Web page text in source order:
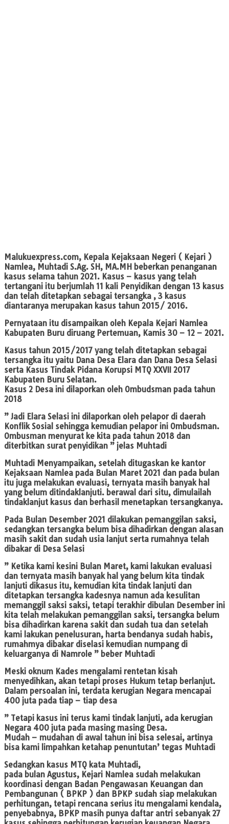
Malukuexpress.com, Kepala Kejaksaan Negeri ( Kejari )
Namlea, Muhtadi S.Ag. SH, MA.MH beberkan penanganan
kasus selama tahun 2021. Kasus – kasus yang telah
tertangani itu berjumlah 11 kali Penyidikan dengan 13 kasus
dan telah ditetapkan sebagai tersangka , 3 kasus
diantaranya merupakan kasus tahun 2015/ 2016.
Pernyataan itu disampaikan oleh Kepala Kejari Namlea
Kabupaten Buru diruang Pertemuan, Kamis 30 – 12 – 2021.
Kasus tahun 2015/2017 yang telah ditetapkan sebagai
tersangka itu yaitu Dana Desa Elara dan Dana Desa Selasi
serta Kasus Tindak Pidana Korupsi MTQ XXVII 2017
Kabupaten Buru Selatan.
Kasus 2 Desa ini dilaporkan oleh Ombudsman pada tahun
2018
” Jadi Elara Selasi ini dilaporkan oleh pelapor di daerah
Konflik Sosial sehingga kemudian pelapor ini Ombudsman.
Ombusman menyurat ke kita pada tahun 2018 dan
diterbitkan surat penyidikan ” jelas Muhtadi
Muhtadi Menyampaikan, setelah ditugaskan ke kantor
Kejaksaan Namlea pada Bulan Maret 2021 dan pada bulan
itu juga melakukan evaluasi, ternyata masih banyak hal
yang belum ditindaklanjuti. berawal dari situ, dimulailah
tindaklanjut kasus dan berhasil menetapkan tersangkanya.
Pada Bulan Desember 2021 dilakukan pemanggilan saksi,
sedangkan tersangka belum bisa dihadirkan dengan alasan
masih sakit dan sudah usia lanjut serta rumahnya telah
dibakar di Desa Selasi
” Ketika kami kesini Bulan Maret, kami lakukan evaluasi
dan ternyata masih banyak hal yang belum kita tindak
lanjuti dikasus itu, kemudian kita tindak lanjuti dan
ditetapkan tersangka kadesnya namun ada kesulitan
memanggil saksi saksi, tetapi terakhir dibulan Desember ini
kita telah melakukan pemanggilan saksi, tersangka belum
bisa dihadirkan karena sakit dan sudah tua dan setelah
kami lakukan penelusuran, harta bendanya sudah habis,
rumahmya dibakar diselasi kemudian numpang di
keluarganya di Namrole ” beber Muhtadi
Meski oknum Kades mengalami rentetan kisah
menyedihkan, akan tetapi proses Hukum tetap berlanjut.
Dalam persoalan ini, terdata kerugian Negara mencapai
400 juta pada tiap – tiap desa
” Tetapi kasus ini terus kami tindak lanjuti, ada kerugian
Negara 400 juta pada masing masing Desa.
Mudah – mudahan di awal tahun ini bisa selesai, artinya
bisa kami limpahkan ketahap penuntutan’ tegas Muhtadi
Sedangkan kasus MTQ kata Muhtadi,
pada bulan Agustus, Kejari Namlea sudah melakukan
koordinasi dengan Badan Pengawasan Keuangan dan
Pembangunan ( BPKP ) dan BPKP sudah siap melakukan
perhitungan, tetapi rencana serius itu mengalami kendala,
penyebabnya, BPKP masih punya daftar antri sebanyak 27